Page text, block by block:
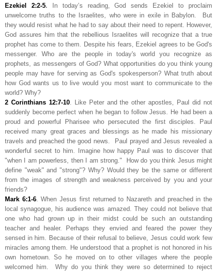
Ezekiel 2:2-5. In today’s reading, God sends Ezekiel to proclaim
unwelcome truths to the Israelites, who were in exile in Babylon. But
they would resist what he had to say about their need to repent. However,
God assures him that the rebellious Israelites will recognize that a true
prophet has come to them. Despite his fears, Ezekiel agrees to be God's
messenger. Who are the people in today's world you recognize as
prophets, as messengers of God? What opportunities do you think young
people may have for serving as God's spokesperson? What truth about
how God wants us to live would you most want to communicate to the
world? Why?
2 Corinthians 12:7-10. Like Peter and the other apostles, Paul did not
suddenly become perfect when he began to follow Jesus. He had been a
proud and powerful Pharisee who persecuted the first disciples. Paul
received many great graces and blessings as he made his missionary
travels and preached the good news. Paul prayed and Jesus revealed a
wonderful secret to him. Imagine how happy Paul was to discover that
"when I am powerless, then I am strong." How do you think Jesus might
define "weak" and "strong"? Why? Would they be the same or different
from the images of strength and weakness perceived by you and your
friends?
Mark 6:1-6. When Jesus first returned to Nazareth and preached in the
local synagogue, his audience was amazed. They could not believe that
one who had grown up in their midst could be such an outstanding
teacher and healer. Perhaps they envied and feared the power they
sensed in him. Because of their refusal to believe, Jesus could work few
miracles among them. He understood that a prophet is not honored in his
own hometown. So he moved on to other villages where the people
welcomed him. Why do you think they were so determined to reject